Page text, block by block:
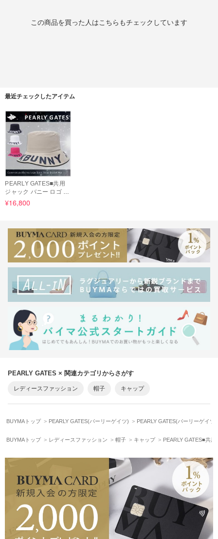
この商品を買った人はこちらもチェックしています
最近チェックしたアイテム
PEARLY GATES■共用
ジャック バニー ロゴ バ
ケットハット
¥16,800
PEARLY GATES × 関連カテゴリからさがす
レディースファッション 帽子 キャップ
BUYMAトップ PEARLY GATES(パーリーゲイツ) PEARLY GATES(パーリーゲイ
BUYMAトップ レディースファッション 帽子 キャップ PEARLY GATES■共